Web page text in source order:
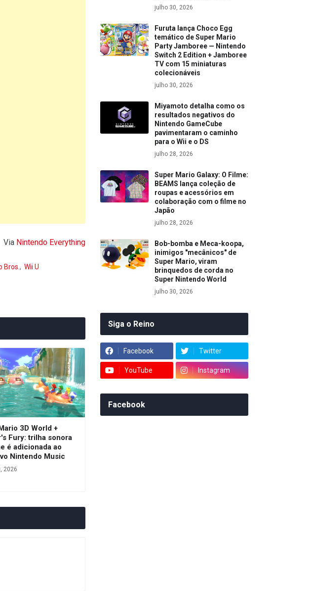
Via Nintendo Everything
Bros. Wii U
3D World +
Fury: trilha sonora
é adicionada ao
Nintendo Music
2026
julho 30, 2026
Furuta lança Choco Egg
temático de Super Mario
Party Jamboree — Nintendo
Switch 2 Edition + Jamboree
TV com 15 miniaturas
colecionáveis
julho 30, 2026
Miyamoto detalha como os
resultados negativos do
Nintendo GameCube
pavimentaram o caminho
para o Wii e o DS
julho 28, 2026
Super Mario Galaxy: O Filme:
BEAMS lança coleção de
roupas e acessórios em
colaboração com o filme no
Japão
julho 28, 2026
Bob-bomba e Meca-koopa,
inimigos "mecânicos" de
Super Mario, viram
brinquedos de corda no
Super Nintendo World
julho 30, 2026
Siga o Reino
Facebook Twitter
YouTube Instagram
Facebook